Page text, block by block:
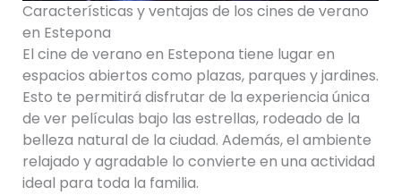
Características y ventajas de los cines de verano
en Estepona
El cine de verano en Estepona tiene lugar en
espacios abiertos como plazas, parques y jardines.
Esto te permitirá disfrutar de la experiencia única
de ver películas bajo las estrellas, rodeado de la
belleza natural de la ciudad. Además, el ambiente
relajado y agradable lo convierte en una actividad
ideal para toda la familia.